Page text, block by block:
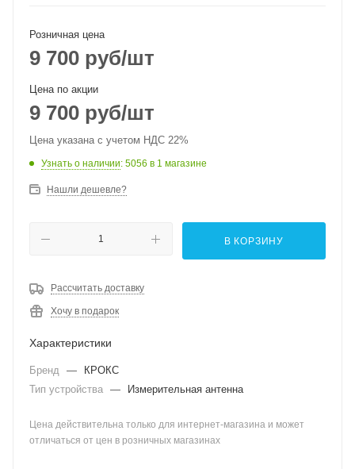
Розничная цена
9 700 руб/шт
Цена по акции
9 700 руб/шт
Цена указана с учетом НДС 22%
Узнать о наличии: 5056 в 1 магазине
Нашли дешевле?
В КОРЗИНУ
Рассчитать доставку
Хочу в подарок
Характеристики
Бренд —
КРОКС
Тип устройства — Измерительная антенна
Цена действительна только для интернет-магазина и может
отличаться от цен в розничных магазинах